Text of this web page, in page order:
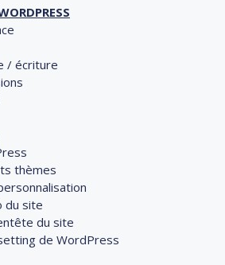
/ écriture
thèmes
du site
du site
de WordPress